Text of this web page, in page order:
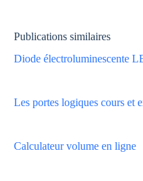
Publications similaires
Diode électroluminescente
Les portes logiques cours et
Calculateur volume en ligne